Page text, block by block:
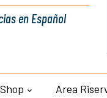
en Español
Shop Area